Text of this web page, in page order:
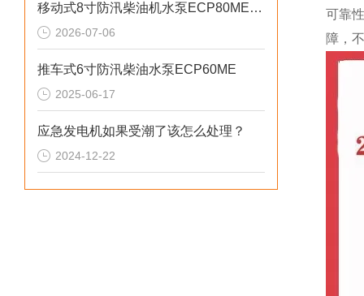
移动式8寸防汛柴油机水泵ECP80ME产品介绍
2026-07-06
推车式6寸防汛柴油水泵ECP60ME
2025-06-17
应急发电机如果受潮了该怎么处理？
2024-12-22
可靠
障，